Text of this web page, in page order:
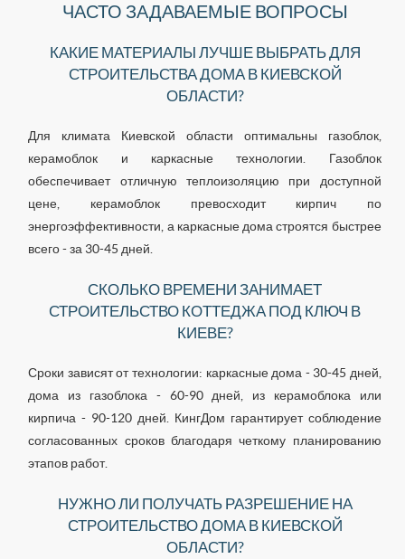
ЧАСТО ЗАДАВАЕМЫЕ ВОПРОСЫ
КАКИЕ МАТЕРИАЛЫ ЛУЧШЕ ВЫБРАТЬ ДЛЯ
СТРОИТЕЛЬСТВА ДОМА В КИЕВСКОЙ
ОБЛАСТИ?
Для климата Киевской области оптимальны газоблок,
керамоблок и каркасные технологии. Газоблок
обеспечивает отличную теплоизоляцию при доступной
цене, керамоблок превосходит кирпич по
энергоэффективности, а каркасные дома строятся быстрее
всего - за 30-45 дней.
СКОЛЬКО ВРЕМЕНИ ЗАНИМАЕТ
СТРОИТЕЛЬСТВО КОТТЕДЖА ПОД КЛЮЧ В
КИЕВЕ?
Сроки зависят от технологии: каркасные дома - 30-45 дней,
дома из газоблока - 60-90 дней, из керамоблока или
кирпича - 90-120 дней. КингДом гарантирует соблюдение
согласованных сроков благодаря четкому планированию
этапов работ.
НУЖНО ЛИ ПОЛУЧАТЬ РАЗРЕШЕНИЕ НА
СТРОИТЕЛЬСТВО ДОМА В КИЕВСКОЙ
ОБЛАСТИ?